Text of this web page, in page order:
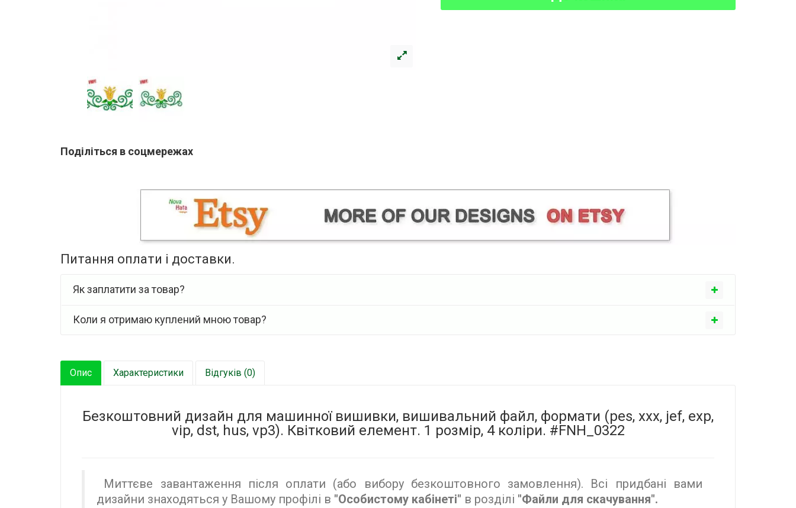
Поділіться в соцмережах
Питання оплати і доставки.
Як заплатити за товар?
Коли я отримаю куплений мною товар?
Опис Характеристики Відгуків (0)
Безкоштовний дизайн для машинної вишивки, вишивальний файл, формати (pes, xxx, jef, exp,
vip, dst, hus, vp3). Квітковий елемент. 1 розмір, 4 коліри. #FNH_0322
Миттєве завантаження після оплати (або вибору безкоштовного замовлення). Всі придбані вами
дизайни знаходяться у Вашому профілі в "Особистому кабінеті" в розділі "Файли для скачування".